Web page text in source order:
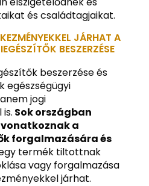
és családtagjaikat.
JÁRHAT A
BESZERZÉSE
beszerzése és
egészségügyi
jogi
Sok országban
a
forgalmazására és
termék tiltottnak
vagy forgalmazása
járhat.